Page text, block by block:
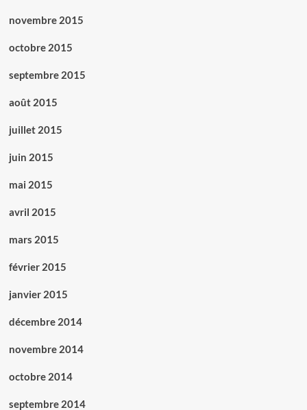
novembre 2015
octobre 2015
septembre 2015
août 2015
juillet 2015
juin 2015
mai 2015
avril 2015
mars 2015
février 2015
janvier 2015
décembre 2014
novembre 2014
octobre 2014
septembre 2014